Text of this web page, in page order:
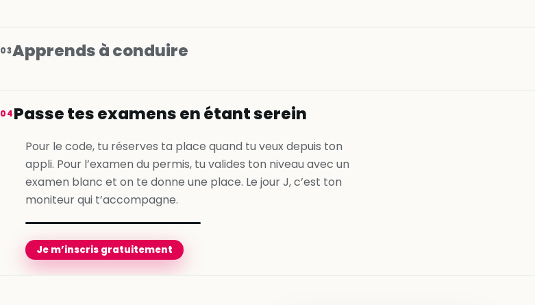
Je m’inscris gratuitement
Je m’inscris gratuitement
03Apprends à conduire
Je m’inscris gratuitement
04Passe tes examens en étant serein
Pour le code, tu réserves ta place quand tu veux depuis ton
appli. Pour l’examen du permis, tu valides ton niveau avec un
examen blanc et on te donne une place. Le jour J, c’est ton
moniteur qui t’accompagne.
Je m’inscris gratuitement